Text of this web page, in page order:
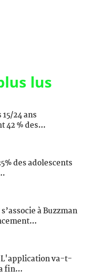
lus
24 ans
42 % des...
des adolescents
à Buzzman
L'application va-t-
fin...